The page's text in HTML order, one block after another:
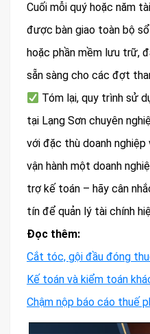
Cuối mỗi quý hoặc năm
được bàn giao toàn bộ
hoặc phần mềm lưu trữ,
sẵn sàng cho các đợt
Tóm lại, quy trình sử
tại Lạng Sơn chuyên
với đặc thù doanh nghiệp
vận hành một doanh
trợ kế toán – hãy cân
tín để quản lý tài chính
Đọc thêm:
Cắt tóc, gội đầu đóng
Kế toán và kiểm toán
Chậm nộp báo cáo thuế